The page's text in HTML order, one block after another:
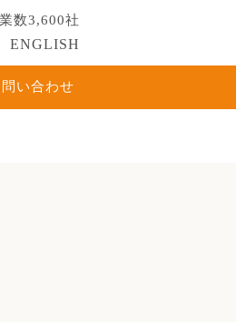
数3,600社
ENGLISH
問い合わせ